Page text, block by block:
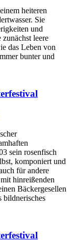
heiteren
Sie
und
leere
das Leben von
bunter und
sein rosenfisch
komponiert und
für andere
hinreißenden
Bäckergesellen
bildnerisches